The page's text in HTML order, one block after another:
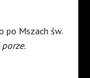
po Mszach św.